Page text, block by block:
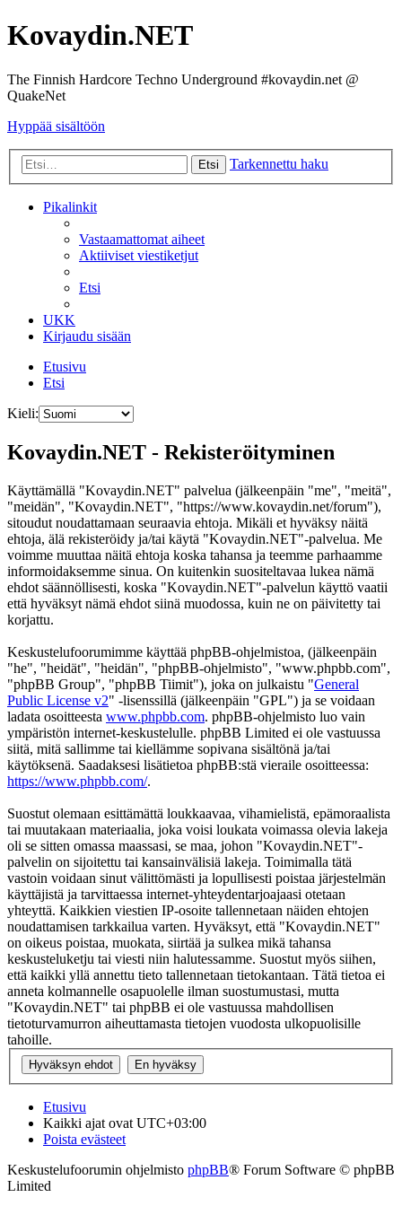
Kovaydin.NET
The Finnish Hardcore Techno Underground #kovaydin.net @
QuakeNet
Hyppää sisältöön
Etsi Tarkennettu haku
Pikalinkit
Vastaamattomat aiheet
Aktiiviset viestiketjut
Etsi
UKK
Kirjaudu sisään
Etusivu
Etsi
Kieli:
Kovaydin.NET - Rekisteröityminen
Käyttämällä "Kovaydin.NET" palvelua (jälkeenpäin "me", "meitä",
"meidän", "Kovaydin.NET", "https://www.kovaydin.net/forum"),
sitoudut noudattamaan seuraavia ehtoja. Mikäli et hyväksy näitä
ehtoja, älä rekisteröidy ja/tai käytä "Kovaydin.NET"-palvelua. Me
voimme muuttaa näitä ehtoja koska tahansa ja teemme parhaamme
informoidaksemme sinua. On kuitenkin suositeltavaa lukea nämä
ehdot säännöllisesti, koska "Kovaydin.NET"-palvelun käyttö vaatii
että hyväksyt nämä ehdot siinä muodossa, kuin ne on päivitetty tai
korjattu.
Keskustelufoorumimme käyttää phpBB-ohjelmistoa, (jälkeenpäin
"he", "heidät", "heidän", "phpBB-ohjelmisto", "www.phpbb.com",
"phpBB Group", "phpBB Tiimit"), joka on julkaistu "General
Public License v2" -lisenssillä (jälkeenpäin "GPL") ja se voidaan
ladata osoitteesta www.phpbb.com. phpBB-ohjelmisto luo vain
ympäristön internet-keskustelulle. phpBB Limited ei ole vastuussa
siitä, mitä sallimme tai kiellämme sopivana sisältönä ja/tai
käytöksenä. Saadaksesi lisätietoa phpBB:stä vieraile osoitteessa:
https://www.phpbb.com/.
Suostut olemaan esittämättä loukkaavaa, vihamielistä, epämoraalista
tai muutakaan materiaalia, joka voisi loukata voimassa olevia lakeja
oli se sitten omassa maassasi, se maa, johon "Kovaydin.NET"-
palvelin on sijoitettu tai kansainvälisiä lakeja. Toimimalla tätä
vastoin voidaan sinut välittömästi ja lopullisesti poistaa järjestelmän
käyttäjistä ja tarvittaessa internet-yhteydentarjoajaasi otetaan
yhteyttä. Kaikkien viestien IP-osoite tallennetaan näiden ehtojen
noudattamisen tarkkailua varten. Hyväksyt, että "Kovaydin.NET"
on oikeus poistaa, muokata, siirtää ja sulkea mikä tahansa
keskusteluketju tai viesti niin halutessamme. Suostut myös siihen,
että kaikki yllä annettu tieto tallennetaan tietokantaan. Tätä tietoa ei
anneta kolmannelle osapuolelle ilman suostumustasi, mutta
"Kovaydin.NET" tai phpBB ei ole vastuussa mahdollisen
tietoturvamurron aiheuttamasta tietojen vuodosta ulkopuolisille
tahoille.
Etusivu
Kaikki ajat ovat UTC+03:00
Poista evästeet
Keskustelufoorumin ohjelmisto phpBB® Forum Software © phpBB
Limited